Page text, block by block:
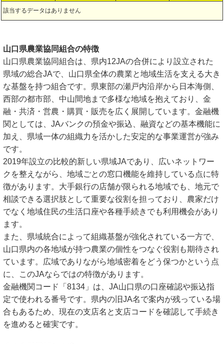
該当するデータはありません
山口県農業協同組合の特徴
山口県農業協同組合は、県内12JAの合併により設立された
県域の総合JAで、山口県全体の農業と地域生活を支える大き
な基盤を持つ組合です。県東部の瀬戸内沿岸から日本海側、
西部の都市部、中山間地まで多様な地域を抱えており、金
融・共済・営農・購買・販売を広く展開しています。金融機
関としては、JAバンクの預金や振込、融資などの基本機能に
加え、県域一体の組織力を活かした安定的な事業運営が強み
です。
2019年設立の比較的新しい県域JAであり、広いネットワー
クを整えながら、地域ごとの窓口機能を維持している点に特
徴があります。大手銀行の店舗が限られる地域でも、地元で
相談できる選択肢として重要な役割を担っており、農家だけ
でなく地域住民の生活口座や各種手続きでも利用機会があり
ます。
また、県域統合によって組織基盤が強化されている一方で、
山口県内の各地域が持つ農業の個性をつなぐ役割も期待され
ています。広域でありながら地域密着をどう保つかという点
に、このJAならではの特徴があります。
金融機関コード「8134」は、JA山口県の口座確認や振込指
定で使われる番号です。県内の旧JA名で案内が残っている場
合もあるため、現在の支店名と支店コードを確認して手続き
を進めると確実です。